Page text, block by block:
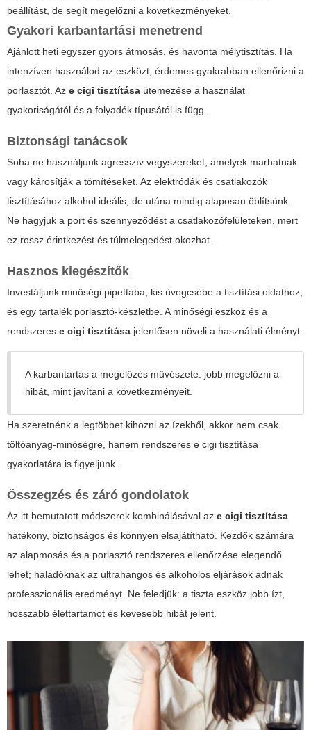
beállítást, de segít megelőzni a következményeket.
Gyakori karbantartási menetrend
Ajánlott heti egyszer gyors átmosás, és havonta mélytisztítás. Ha
intenzíven használod az eszközt, érdemes gyakrabban ellenőrizni a
porlasztót. Az e cigi tisztítása ütemezése a használat
gyakoriságától és a folyadék típusától is függ.
Biztonsági tanácsok
Soha ne használjunk agresszív vegyszereket, amelyek marhatnak
vagy károsítják a tömítéseket. Az elektródák és csatlakozók
tisztításához alkohol ideális, de utána mindig alaposan öblítsünk.
Ne hagyjuk a port és szennyeződést a csatlakozófelületeken, mert
ez rossz érintkezést és túlmelegedést okozhat.
Hasznos kiegészítők
Investáljunk minőségi pipettába, kis üvegcsébe a tisztítási oldathoz,
és egy tartalék porlasztó-készletbe. A minőségi eszköz és a
rendszeres e cigi tisztítása jelentősen növeli a használati élményt.
A karbantartás a megelőzés művészete: jobb megelőzni a
hibát, mint javítani a következményeit.
Ha szeretnénk a legtöbbet kihozni az ízekből, akkor nem csak
töltőanyag-minőségre, hanem rendszeres e cigi tisztítása
gyakorlatára is figyeljünk.
Összegzés és záró gondolatok
Az itt bemutatott módszerek kombinálásával az e cigi tisztítása
hatékony, biztonságos és könnyen elsajátítható. Kezdők számára
az alapmosás és a porlasztó rendszeres ellenőrzése elegendő
lehet; haladóknak az ultrahangos és alkoholos eljárások adnak
professzionális eredményt. Ne feledjük: a tiszta eszköz jobb ízt,
hosszabb élettartamot és kevesebb hibát jelent.